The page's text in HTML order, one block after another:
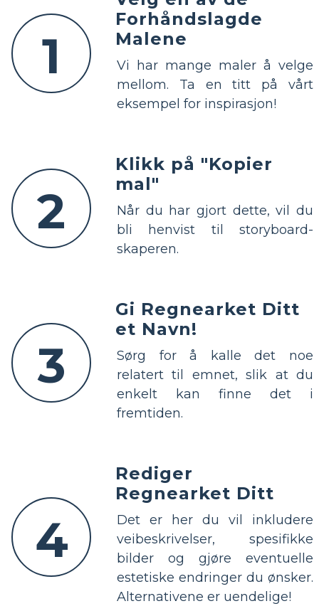
1
Forhåndslagde
Malene
Vi har mange maler å velge
mellom. Ta en titt på vårt
eksempel for inspirasjon!
2
Klikk på "Kopier
mal"
Når du har gjort dette, vil du
bli henvist til storyboard-
skaperen.
3
Gi Regnearket Ditt
et Navn!
Sørg for å kalle det noe
relatert til emnet, slik at du
enkelt kan finne det i
fremtiden.
4
Rediger
Regnearket Ditt
Det er her du vil inkludere
veibeskrivelser, spesifikke
bilder og gjøre eventuelle
estetiske endringer du ønsker.
Alternativene er uendelige!